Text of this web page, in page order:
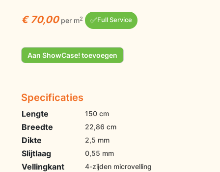
€ 70,00 per m2 ✅Full Service
Aan ShowCase! toevoegen
Specificaties
Lengte 150 cm
Breedte 22,86 cm
Dikte 2,5 mm
Slijtlaag 0,55 mm
Vellingkant 4-zijden microvelling